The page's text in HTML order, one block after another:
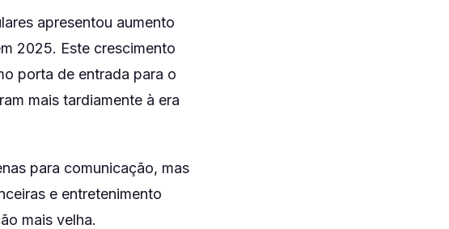
apresentou aumento
2025. Este crescimento
porta de entrada para o
mais tardiamente à era
para comunicação, mas
e entretenimento
mais velha.